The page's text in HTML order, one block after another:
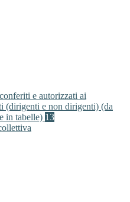
e autorizzati ai
(dirigenti e non dirigenti) (da
in tabelle) 13